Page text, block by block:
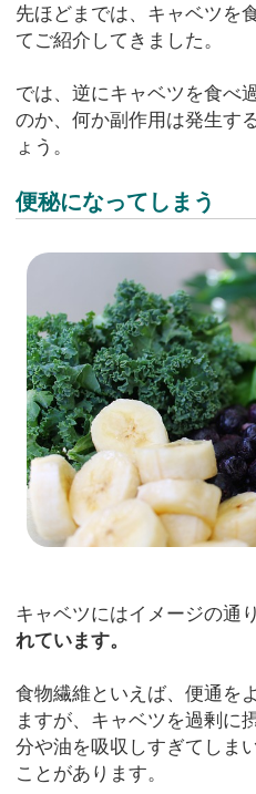
先ほどまでは、キャベツを
てご紹介してきました。
では、逆にキャベツを食べ
のか、何か副作用は発生す
ょう。
便秘になってしまう
キャベツにはイメージの通
れています。
食物繊維といえば、便通を
ますが、キャベツを過剰に
分や油を吸収しすぎてしま
ことがあります。